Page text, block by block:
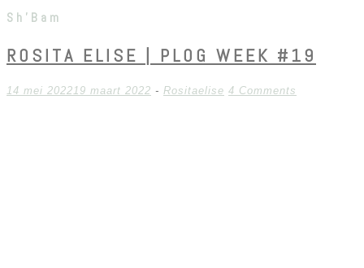
Sh’Bam
ROSITA ELISE | PLOG WEEK #19
14 mei 202219 maart 2022 - Rositaelise 4 Comments